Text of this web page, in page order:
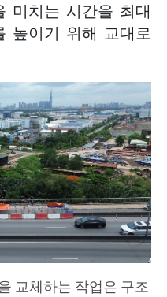
미치는 시간을 최대
높이기 위해 교대로
교체하는 작업은 구조